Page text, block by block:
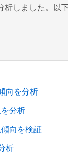
しました。以
向を分析
分析
向を検証
析